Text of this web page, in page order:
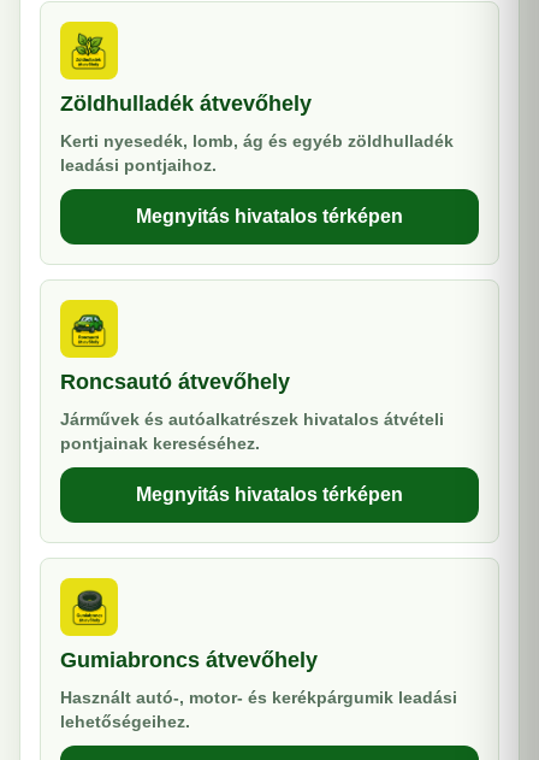
Zöldhulladék átvevőhely
Kerti nyesedék, lomb, ág és egyéb zöldhulladék
leadási pontjaihoz.
Megnyitás hivatalos térképen
Roncsautó átvevőhely
Járművek és autóalkatrészek hivatalos átvételi
pontjainak kereséséhez.
Megnyitás hivatalos térképen
Gumiabroncs átvevőhely
Használt autó-, motor- és kerékpárgumik leadási
lehetőségeihez.